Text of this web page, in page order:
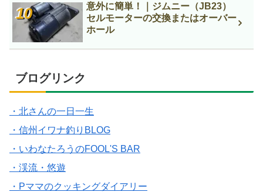
意外に簡単！｜ジムニー（JB23）
セルモーターの交換またはオーバー
ホール
ブログリンク
・北さんの一日一生
・信州イワナ釣りBLOG
・いわなたろうのFOOL'S BAR
・渓流・悠遊
・Pママのクッキングダイアリー